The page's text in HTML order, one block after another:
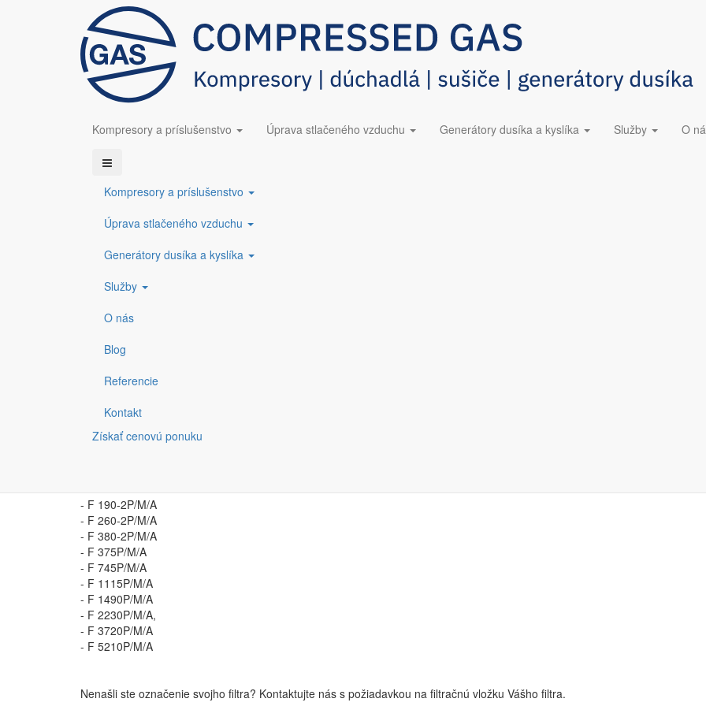
Skočiť na hlavný obsah
COMPRESSED GAS s.r.o. info@compressedgas.sk +421 38 5423 228​ Dúchadlá ESOair
Kompresory a príslušenstvo Úprava stlačeného vzduchu Generátory dusíka a kyslíka Služby O
Kompresory a príslušenstvo
Úprava stlačeného vzduchu
Generátory dusíka a kyslíka
Služby
O nás
Blog
Referencie
Kontakt
Získať cenovú ponuku
Potrubné filtre stlačeného vzduchu BOGE -
COMPRESSED GAS s.r.o. je autorizovaná spoločnosť a prémiový partner výrobcu kompresorov BOGE Compressed
- P - filtračná vložka pre hrubý filter s ozačením BOGE F x-2 P
- A - filtračná vložka pre filter aktívnym uhlím s ozačením BOGE F x-2 A
- F 6-2P/M/A
- F 12-2P/M/A
- F 36-2P/M/A
- F 190-2P/M/A
- F 260-2P/M/A
- F 380-2P/M/A
- F 375P/M/A
- F 745P/M/A
- F 1115P/M/A
- F 1490P/M/A
- F 2230P/M/A,
- F 3720P/M/A
- F 5210P/M/A
Nenašli ste označenie svojho filtra? Kontaktujte nás s požiadavkou na filtračnú vložku Vášho filtra.